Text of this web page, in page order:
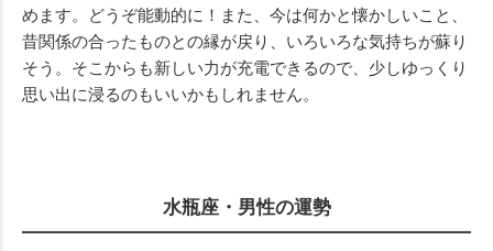
めます。どうぞ能動的に！また、今は何かと懐かしいこと、
昔関係の合ったものとの縁が戻り、いろいろな気持ちが蘇り
そう。そこからも新しい力が充電できるので、少しゆっくり
思い出に浸るのもいいかもしれません。
水瓶座・男性の運勢